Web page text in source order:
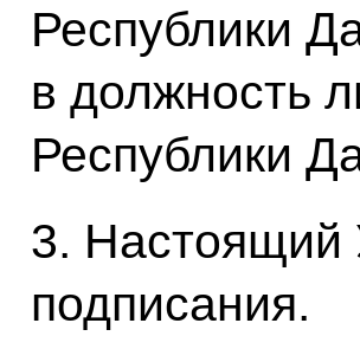
Республики
в должность
Республики
3. Настоящий
подписания.